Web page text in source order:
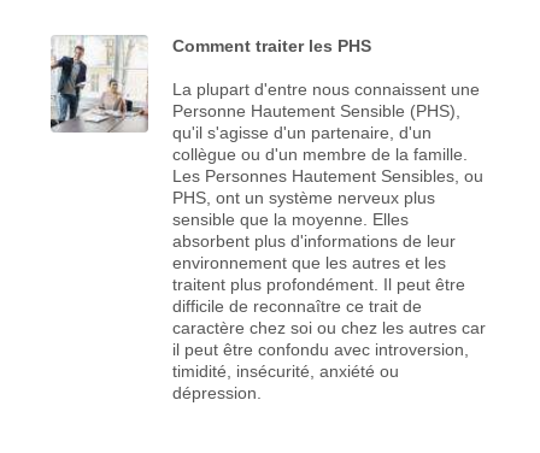
Comment traiter les PHS
La plupart d'entre nous connaissent une
Personne Hautement Sensible (PHS),
qu'il s'agisse d'un partenaire, d'un
collègue ou d'un membre de la famille.
Les Personnes Hautement Sensibles, ou
PHS, ont un système nerveux plus
sensible que la moyenne. Elles
absorbent plus d'informations de leur
environnement que les autres et les
traitent plus profondément. Il peut être
difficile de reconnaître ce trait de
caractère chez soi ou chez les autres car
il peut être confondu avec introversion,
timidité, insécurité, anxiété ou
dépression.